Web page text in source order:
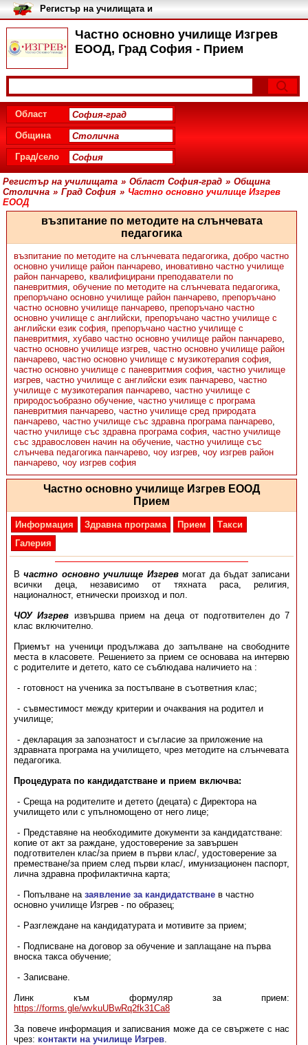
Частно основно училище Изгрев
ЕООД, Град София - Прием
Регистър на училищата и
университетите в България
Област
Община
Град/село
Регистър на училищата » Област София-град » Община
Столична » Град София » Частно основно училище Изгрев
ЕООД
възпитание по методите на слънчевата
педагогика
възпитание по методите на слънчевата педагогика, добро частно
основно училище район панчарево, иновативно частно училище
район панчарево, квалифицирани преподаватели по
паневритмия, обучение по методите на слънчевата педагогика,
препоръчано основно училище район панчарево, препоръчано
частно основно училище панчарево, препоръчано частно
основно училище с английски, препоръчано частно училище с
английски език софия, препоръчано частно училище с
паневритмия, хубаво частно основно училище район панчарево,
частно основно училище изгрев, частно основно училище район
панчарево, частно основно училище с музикотерапия софия,
частно основно училище с паневритмия софия, частно училище
изгрев, частно училище с английски език панчарево, частно
училище с музикотерапия панчарево, частно училище с
природосъобразно обучение, частно училище с програма
паневритмия панчарево, частно училище сред природата
панчарево, частно училище със здравна програма панчарево,
частно училище със здравна програма софия, частно училище
със здравословен начин на обучение, частно училище със
слънчева педагогика панчарево, чоу изгрев, чоу изгрев район
панчарево, чоу изгрев софия
Частно основно училище Изгрев ЕООД
Прием
Информация Здравна програма Прием
Такси
Галерия
Вчастно основно училище Изгревмогат да бъдат записани
всички деца, независимо от тяхната раса, религия,
националност, етнически произход и пол.
ЧОУ Изгрев извършва прием на деца от подготвителен до 7
клас включително.
Приемът на ученици продължава до запълване на свободните
места в класовете. Решението за прием се основава на интервю
с родителите и детето, като се съблюдава наличието на :
готовност на ученика за постъпване в съответния клас;
съвместимост между критерии и очаквания на родител и
училище;
декларация за запознатост и съгласие за приложение на
здравната програма на училището, чрез методите на слънчевата
педагогика.
Процедурата по кандидатстване и прием включва:
Среща на родителите и детето (децата) с Директора на
училището или с упълномощено от него лице;
Представяне на необходимите документи за кандидатстване:
копие от акт за раждане, удостоверение за завършен
подготвителен клас/за прием в първи клас/, удостоверение за
преместване/за прием след първи клас/, имунизационен паспорт,
лична здравна профилактична карта;
Попълване на заявление за кандидатстванев частно
основно училище Изгрев - по образец;
Разглеждане на кандидатурата и мотивите за прием;
Подписване на договор за обучение и заплащане на първа
вноска такса обучение;
Записване.
Линк към формуляр за прием:
https://forms.gle/wvkuUBwRq2fk31Ca8
За повече информация и записвания може да се свържете с нас
чрез: контакти на училище Изгрев.